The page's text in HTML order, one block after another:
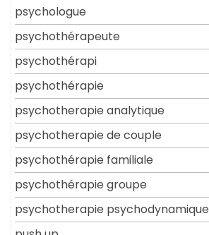
psychologue
psychothérapeute
psychothérapi
psychothérapie
psychotherapie analytique
psychotherapie de couple
psychothérapie familiale
psychothérapie groupe
psychotherapie psychodynamique